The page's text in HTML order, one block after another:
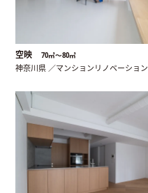
空映 70㎡〜80㎡
神奈川県 ／マンションリノベーション